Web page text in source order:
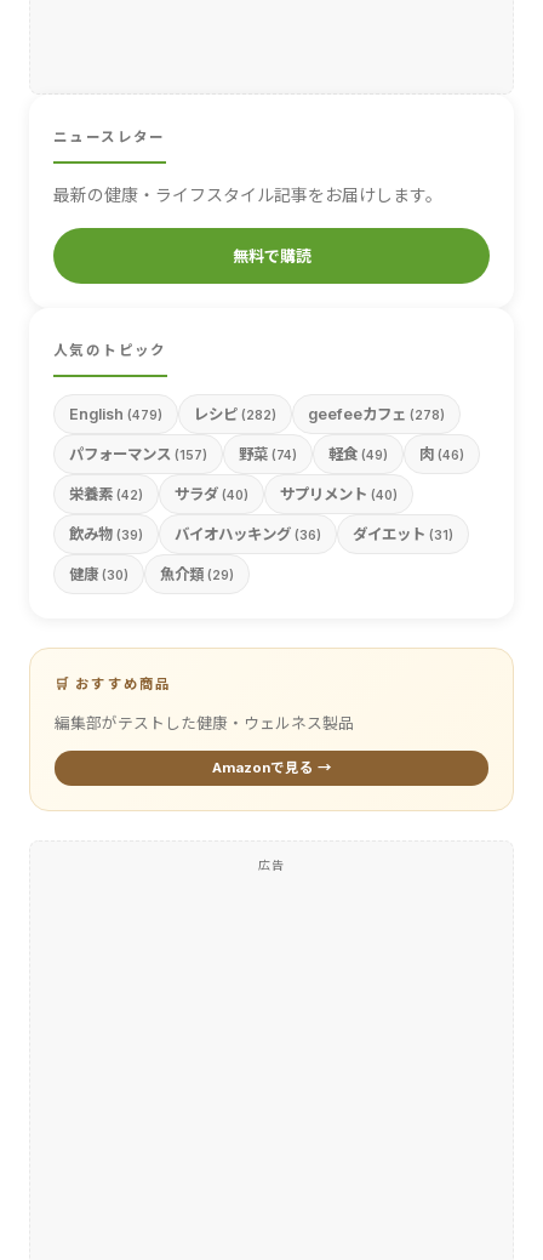
ニュースレター
最新の健康・ライフスタイル記事をお届けします。
無料で購読
人気のトピック
English (479) レシピ (282) geefeeカフェ (278)
パフォーマンス (157) 野菜 (74) 軽食 (49) 肉 (46)
栄養素 (42) サラダ (40) サプリメント (40)
飲み物 (39) バイオハッキング (36) ダイエット (31)
健康 (30) 魚介類 (29)
🛒 おすすめ商品
編集部がテストした健康・ウェルネス製品
Amazonで見る →
広告